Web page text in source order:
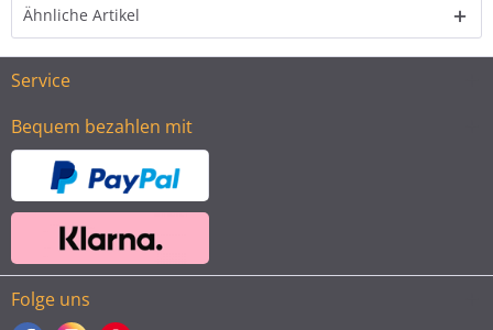
Ähnliche Artikel
Service
Bequem bezahlen mit
Folge uns